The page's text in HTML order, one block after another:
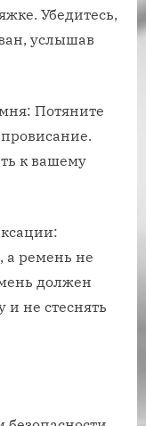
Убедитесь,
услышав
Потяните
к вашему
а ремень не
должен
и не стеснять